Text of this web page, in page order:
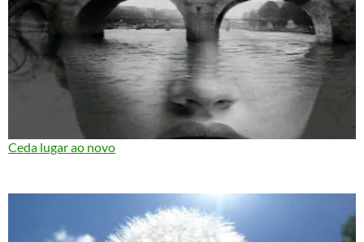
Ceda lugar ao novo